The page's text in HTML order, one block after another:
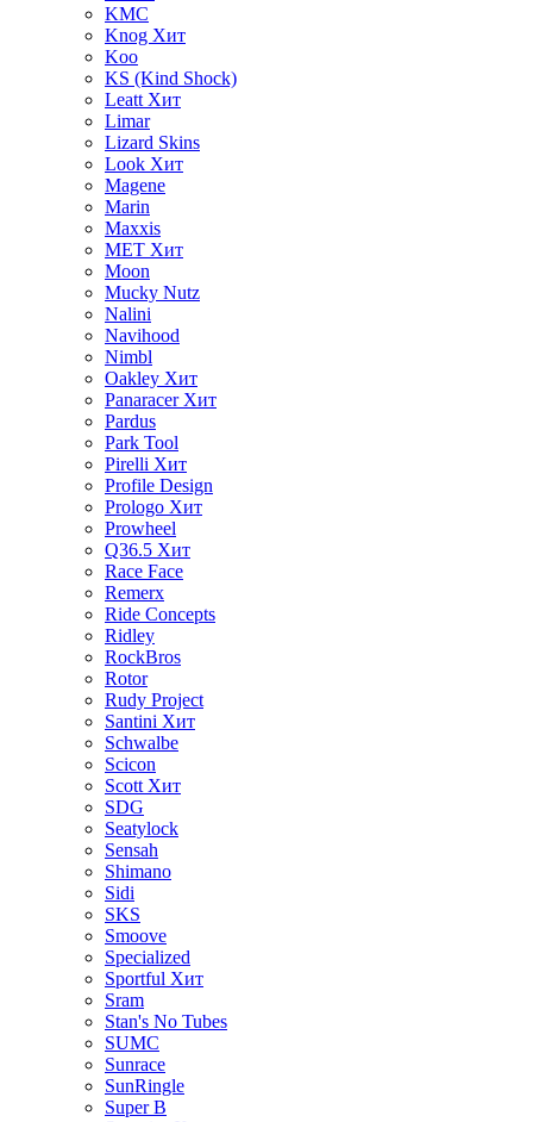
KMC
Knog Хит
Koo
KS (Kind Shock)
Leatt Хит
Limar
Lizard Skins
Look Хит
Magene
Marin
Maxxis
MET Хит
Moon
Mucky Nutz
Nalini
Navihood
Nimbl
Oakley Хит
Panaracer Хит
Pardus
Park Tool
Pirelli Хит
Profile Design
Prologo Хит
Prowheel
Q36.5 Хит
Race Face
Remerx
Ride Concepts
Ridley
RockBros
Rotor
Rudy Project
Santini Хит
Schwalbe
Scicon
Scott Хит
SDG
Seatylock
Sensah
Shimano
Sidi
SKS
Smoove
Specialized
Sportful Хит
Sram
Stan's No Tubes
SUMC
Sunrace
SunRingle
Super B